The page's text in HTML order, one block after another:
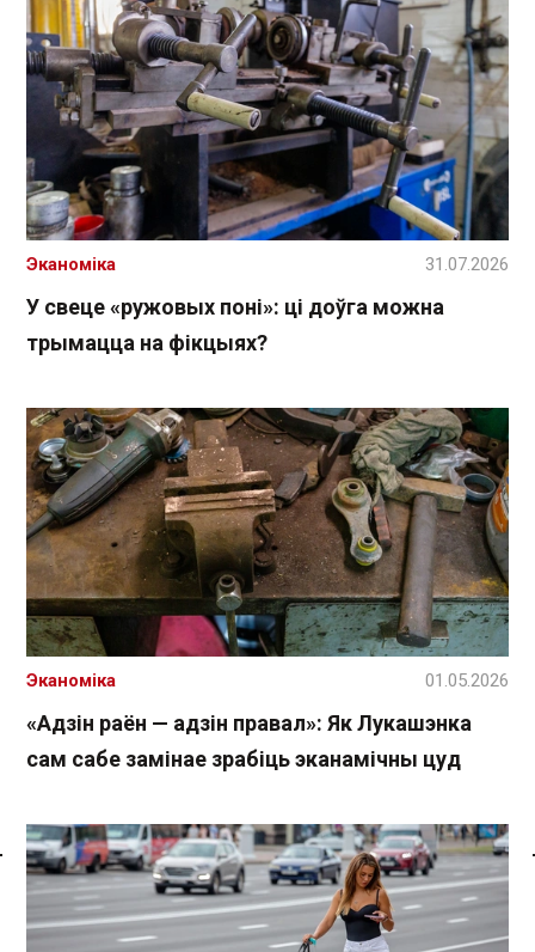
Спасылка без VPN
У свеце «ружовых поні»: ці доўга можна
трымацца на фікцыях?
Эканоміка 31.07.2026
«Адзін раён — адзін правал»: Як Лукашэнка
сам сабе замінае зрабіць эканамічны цуд
Эканоміка 01.05.2026